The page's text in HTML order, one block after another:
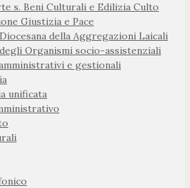
s. Beni Culturali e Edilizia Culto
Giustizia e Pace
della Aggregazioni Laicali
Organismi socio-assistenziali
e gestionali
unificata